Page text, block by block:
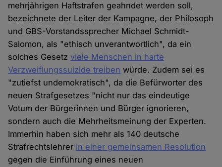
mehrjährigen Haftstrafen geahndet werden soll,
bezeichnete der Leiter der Kampagne, der Philosoph
und GBS-Vorstandssprecher Michael Schmidt-
Salomon, als "ethisch unverantwortlich", da ein
solches Gesetzviele Menschen in harte
Verzweiflungssuizide treiben würde. Zudem sei es
"zutiefst undemokratisch", da die Befürworter des
neuen Strafgesetzes "nicht nur das eindeutige
Votum der Bürgerinnen und Bürger ignorieren,
sondern auch die Mehrheitsmeinung der Experten.
Immerhin haben sich mehr als 140 deutsche
Strafrechtslehrer in einer gemeinsamen Resolution
gegen die Einführung eines neuen